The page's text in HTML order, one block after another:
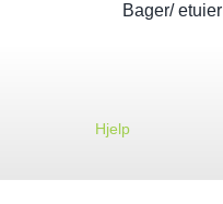
Bager/ etuier
Hjelp